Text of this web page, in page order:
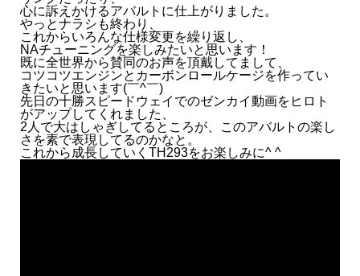
心に訴えかけるアバルトに仕上がりました。
やっとナラシも終わり、
これからいろんな仕様変更を繰り返し、
NAチューニングを楽しみたいと思います！
既に全世界から賛同のお声を頂戴してまして、
コツコツエンジンとカーボンロールケージを作ってい
きたいと思います(￣^￣)ゞ
先日の十勝スピードウェイでのゼンカイ動画をヒロト
がアップしてくれました、
2人で大はしゃぎしてるところが、このアバルトの楽し
さを素で表現してるのかなと。
これから成長していくTH293をお楽しみに^ ^